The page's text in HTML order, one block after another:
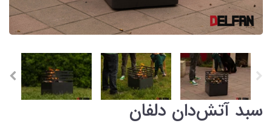
سبد آتش‌دان دلفان